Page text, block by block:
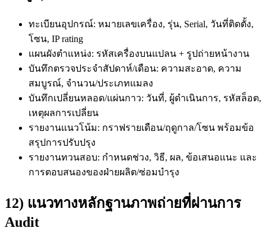
ทะเบียนอุปกรณ์: หมายเลขเครื่อง, รุ่น, Serial, วันที่ติดตั้ง,
โซน, IP rating
แผนผังตำแหน่ง: รหัสเครื่องบนแปลน + รูปถ่ายหน้างาน
บันทึกตรวจประจำสัปดาห์/เดือน: ความสะอาด, ความ
สมบูรณ์, จำนวน/ประเภทแมลง
บันทึกเปลี่ยนหลอด/แผ่นกาว: วันที่, ผู้ดำเนินการ, รหัสล็อต,
เหตุผลการเปลี่ยน
รายงานแนวโน้ม: กราฟรายเดือน/ฤดูกาล/โซน พร้อมข้อ
สรุปการปรับปรุง
รายงานทวนสอบ: กำหนดช่วง, วิธี, ผล, ข้อเสนอแนะ และ
การตอบสนองของฝ่ายผลิต/ซ่อมบำรุง
12) แนวทางหลักฐานภาพถ่ายที่ผ่านการ
Audit